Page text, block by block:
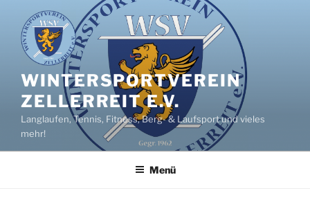
Inhalt
springen
WINTERSPORTVEREIN
ZELLERREIT E.V.
Langlaufen, Tennis, Fitness, Berg- & Laufsport und vieles
mehr!
Menü